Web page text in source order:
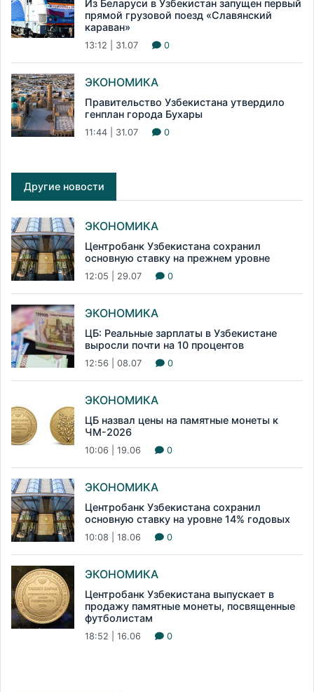
Из Беларуси в Узбекистан запущен первый
прямой грузовой поезд «Славянский
караван»
13:12 | 31.07 0
ЭКОНОМИКА
Правительство Узбекистана утвердило
генплан города Бухары
11:44 | 31.07 0
Другие новости
ЭКОНОМИКА
Центробанк Узбекистана сохранил
основную ставку на прежнем уровне
12:05 | 29.07 0
ЭКОНОМИКА
ЦБ: Реальные зарплаты в Узбекистане
выросли почти на 10 процентов
12:56 | 08.07 0
ЭКОНОМИКА
ЦБ назвал цены на памятные монеты к
ЧМ-2026
10:06 | 19.06 0
ЭКОНОМИКА
Центробанк Узбекистана сохранил
основную ставку на уровне 14% годовых
10:08 | 18.06 0
ЭКОНОМИКА
Центробанк Узбекистана выпускает в
продажу памятные монеты, посвященные
футболистам
18:52 | 16.06 0